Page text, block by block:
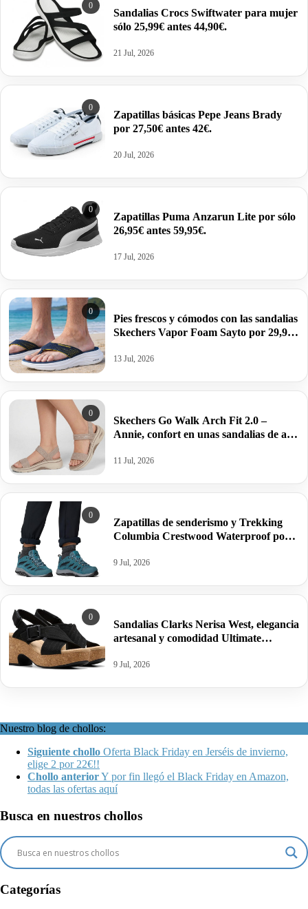
0
Sandalias Crocs Swiftwater para mujer
sólo 25,99€ antes 44,90€.
21 Jul, 2026
0
Zapatillas básicas Pepe Jeans Brady
por 27,50€ antes 42€.
20 Jul, 2026
0
Zapatillas Puma Anzarun Lite por sólo
26,95€ antes 59,95€.
17 Jul, 2026
0
Pies frescos y cómodos con las sandalias
Skechers Vapor Foam Sayto por 29,99€
13 Jul, 2026
0
Skechers Go Walk Arch Fit 2.0 –
Annie, confort en unas sandalias de alto
11 Jul, 2026
0
Zapatillas de senderismo y Trekking
Columbia Crestwood Waterproof por
9 Jul, 2026
0
Sandalias Clarks Nerisa West, elegancia
artesanal y comodidad Ultimate
9 Jul, 2026
Nuestro blog de chollos:
Siguiente chollo Oferta Black Friday en Jerséis de invierno,
elige 2 por 22€!!
Chollo anteriorY por fin llegó el Black Friday en Amazon,
todas las ofertas aquí
Busca en nuestros chollos
Categorías